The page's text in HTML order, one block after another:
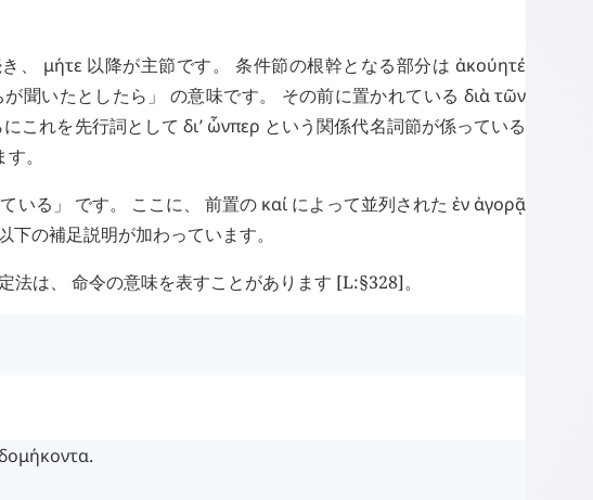
、 μήτε 以降が主節です。 条件節の根幹となる部分は ἀκούητέ
聞いたとしたら」 の意味です。 その前に置かれている διὰτῶν
これを先行詞としてδι’ ὧνπερ という関係代名詞節が係っている
。
いる」 です。 ここに、 前置の καίによって並列されたἐν ἀγορᾷ
下の補足説明が加わっています。
法は、 命令の意味を表すことがあります [L:§328]。
.